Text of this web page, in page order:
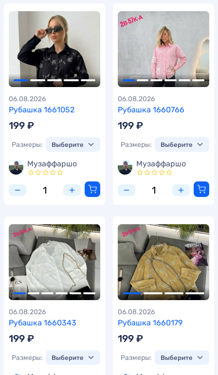
Рубашка 1661052
06.08.2026
199 ₽
Размеры:
Музаффаршо
Рубашка 1660766
06.08.2026
199 ₽
Размеры:
Музаффаршо
Рубашка 1660343
06.08.2026
199 ₽
Размеры:
Рубашка 1660179
06.08.2026
199 ₽
Размеры: